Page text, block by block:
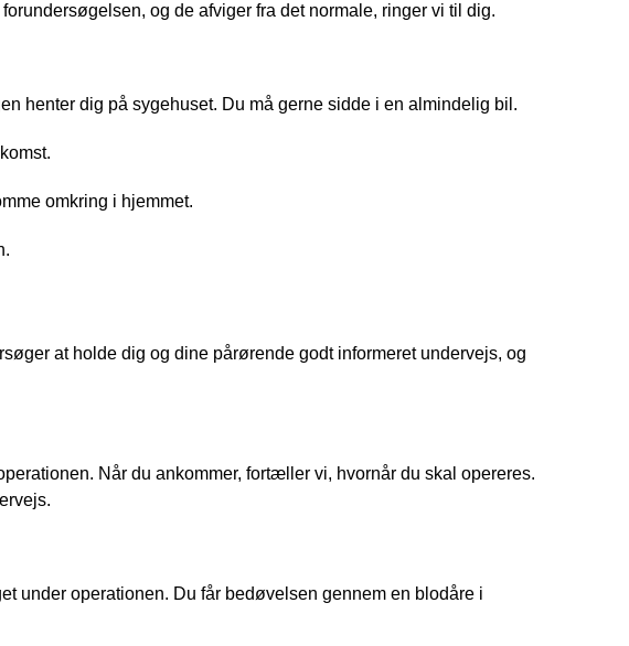
og de afviger fra det normale, ringer vi til dig.
henter dig på sygehuset. Du må gerne sidde i en almindelig bil.
omkring i hjemmet.
at holde dig og dine pårørende godt informeret undervejs, og
Når du ankommer, fortæller vi, hvornår du skal opereres.
under operationen. Du får bedøvelsen gennem en blodåre i